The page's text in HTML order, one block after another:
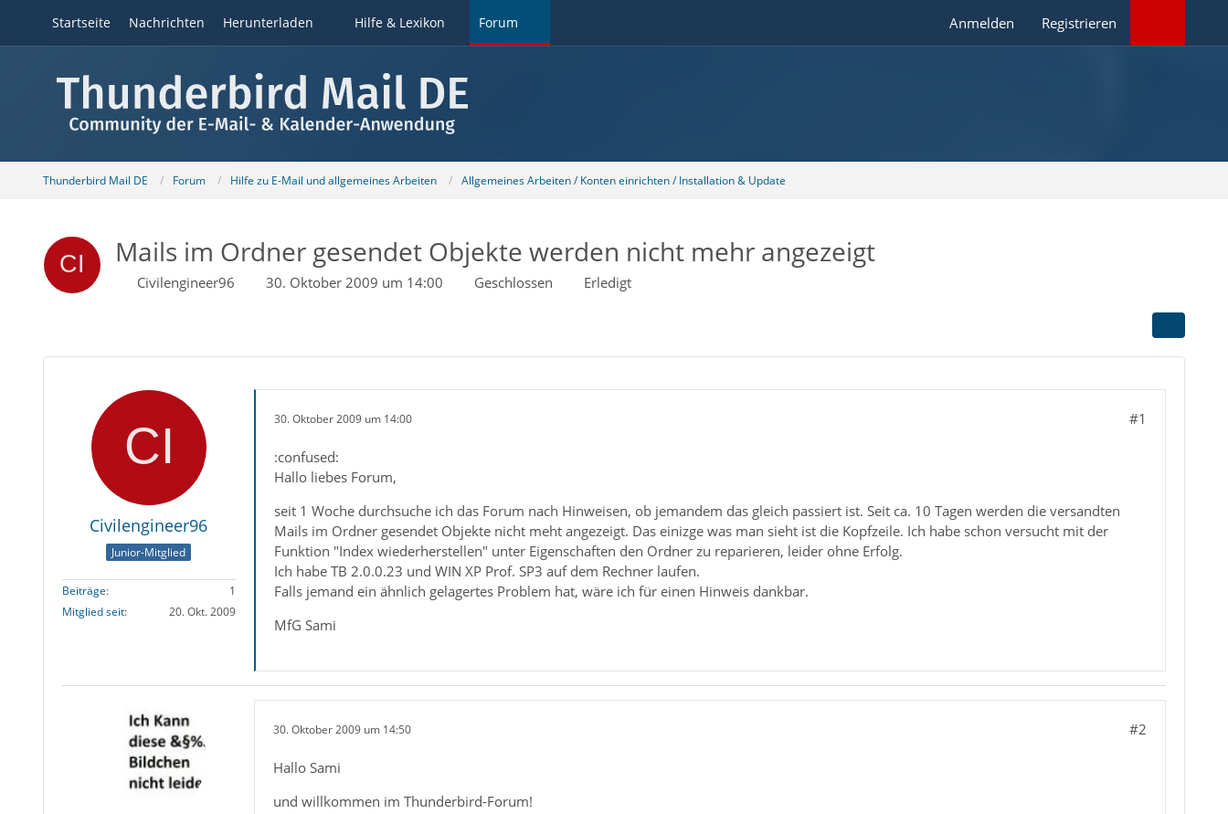
Startseite Nachrichten Herunterladen Hilfe & Lexikon Forum Anmelden Registrieren
Thunderbird Mail DE Forum Hilfe zu E-Mail und allgemeines Arbeiten Allgemeines Arbeiten / Konten einrichten / Installation & Update
Mails im Ordner gesendet Objekte werden nicht mehr angezeigt
Civilengineer96 30. Oktober 2009 um 14:00 Geschlossen Erledigt
Civilengineer96
Junior-Mitglied
Beiträge
1
Mitglied seit
20. Okt. 2009
30. Oktober 2009 um 14:00 #1
:confused:
Hallo liebes Forum,
seit 1 Woche durchsuche ich das Forum nach Hinweisen, ob jemandem das gleich passiert ist. Seit ca. 10 Tagen werden die versandten
Mails im Ordner gesendet Objekte nicht meht angezeigt. Das einizge was man sieht ist die Kopfzeile. Ich habe schon versucht mit der
Funktion "Index wiederherstellen" unter Eigenschaften den Ordner zu reparieren, leider ohne Erfolg.
Ich habe TB 2.0.0.23 und WIN XP Prof. SP3 auf dem Rechner laufen.
Falls jemand ein ähnlich gelagertes Problem hat, wäre ich für einen Hinweis dankbar.
MfG Sami
30. Oktober 2009 um 14:50 #2
Hallo Sami
und willkommen im Thunderbird-Forum!